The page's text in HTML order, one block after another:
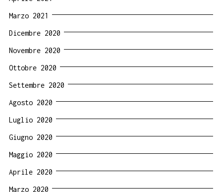
Marzo 2021
Dicembre 2020
Novembre 2020
Ottobre 2020
Settembre 2020
Agosto 2020
Luglio 2020
Giugno 2020
Maggio 2020
Aprile 2020
Marzo 2020